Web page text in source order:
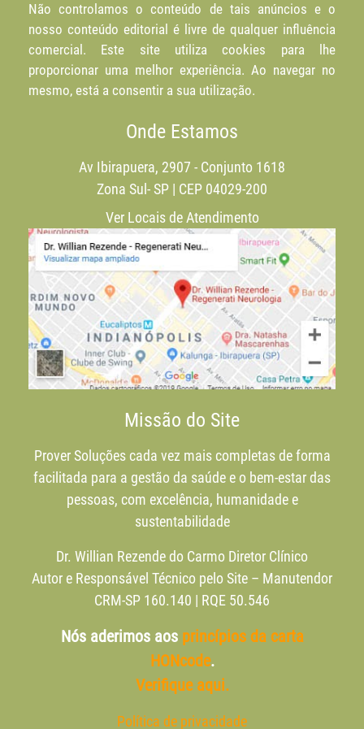
Não controlamos o conteúdo de tais anúncios e o
nosso conteúdo editorial é livre de qualquer influência
comercial. Este site utiliza cookies para lhe
proporcionar uma melhor experiência. Ao navegar no
mesmo, está a consentir a sua utilização.
Onde Estamos
Av Ibirapuera, 2907 - Conjunto 1618
Zona Sul- SP | CEP 04029-200
Ver Locais de Atendimento
Missão do Site
Prover Soluções cada vez mais completas de forma
facilitada para a gestão da saúde e o bem-estar das
pessoas, com excelência, humanidade e
sustentabilidade
Dr. Willian Rezende do Carmo Diretor Clínico
Autor e Responsável Técnico pelo Site – Manutendor
CRM-SP 160.140 | RQE 50.546
Nós aderimos aos princípios da carta
HONcode.
Verifique aqui.
Política de privacidade